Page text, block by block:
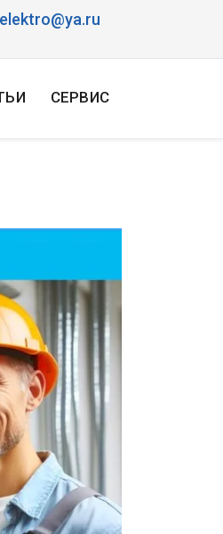
СЕРВИС